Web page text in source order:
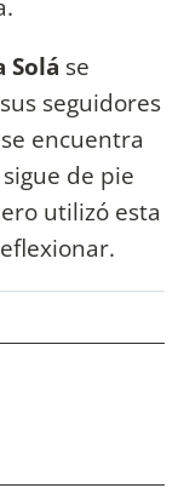
Solá se
seguidores
encuentra
de pie
utilizó esta